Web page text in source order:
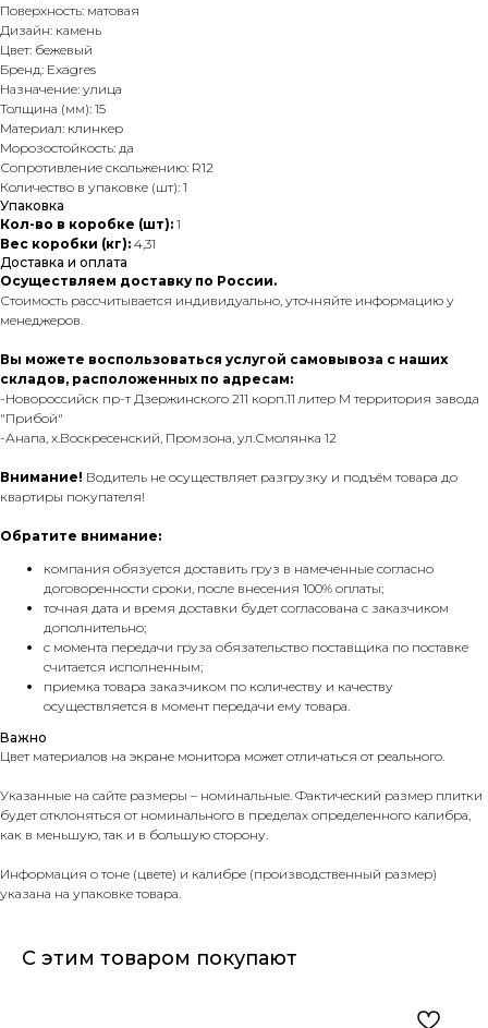
Поверхность: матовая
Дизайн: камень
Цвет: бежевый
Бренд: Exagres
Назначение: улица
Толщина (мм): 15
Материал: клинкер
Морозостойкость: да
Сопротивление скольжению: R12
Количество в упаковке (шт): 1
Упаковка
Кол-во в коробке (шт): 1
Вес коробки (кг): 4,31
Доставка и оплата
Осуществляем доставку по России.
Стоимость рассчитывается индивидуально, уточняйте информацию у
менеджеров.
Вы можете воспользоваться услугой самовывоза с наших
складов, расположенных по адресам:
-Новороссийск пр-т Дзержинского 211 корп.11 литер М территория завода
"Прибой"
-Анапа, х.Воскресенский, Промзона, ул.Смолянка 12
Внимание! Водитель не осуществляет разгрузку и подъём товара до
квартиры покупателя!
Обратите внимание:
компания обязуется доставить груз в намеченные согласно
договоренности сроки, после внесения 100% оплаты;
точная дата и время доставки будет согласована с заказчиком
дополнительно;
с момента передачи груза обязательство поставщика по поставке
считается исполненным;
приемка товара заказчиком по количеству и качеству
осуществляется в момент передачи ему товара.
Важно
Цвет материалов на экране монитора может отличаться от реального.
Указанные на сайте размеры – номинальные. Фактический размер плитки
будет отклоняться от номинального в пределах определенного калибра,
как в меньшую, так и в большую сторону.
Информация о тоне (цвете) и калибре (производственный размер)
указана на упаковке товара.
С этим товаром покупают